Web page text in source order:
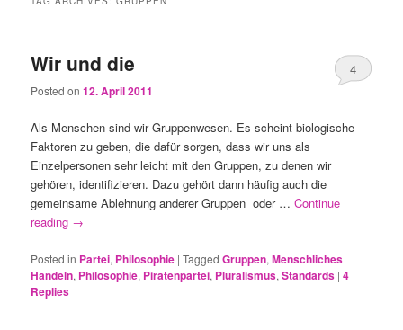
Wir und die
Posted on12. April 2011
4
Als Menschen sind wir Gruppenwesen. Es scheint biologische
Faktoren zu geben, die dafür sorgen, dass wir uns als
Einzelpersonen sehr leicht mit den Gruppen, zu denen wir
gehören, identifizieren. Dazu gehört dann häufig auch die
gemeinsame Ablehnung anderer Gruppen oder …Continue
reading →
Posted in Partei, Philosophie |Tagged Gruppen,Menschliches
Handeln, Philosophie, Piratenpartei, Pluralismus,Standards |4
Replies